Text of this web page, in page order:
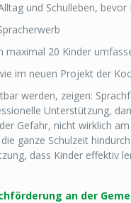
und Schulleben,
20 Kinder
im neuen Projekt der
werden, zeigen:
Unterstützung,
Gefahr, nicht wirklich
ganze Schulzeit
dass Kinder effektiv
an der